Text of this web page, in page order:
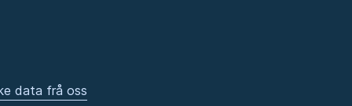
data frå oss